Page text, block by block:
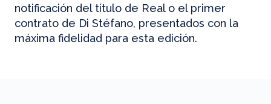
notificación del título de Real o el primer
contrato de Di Stéfano, presentados con la
máxima fidelidad para esta edición.